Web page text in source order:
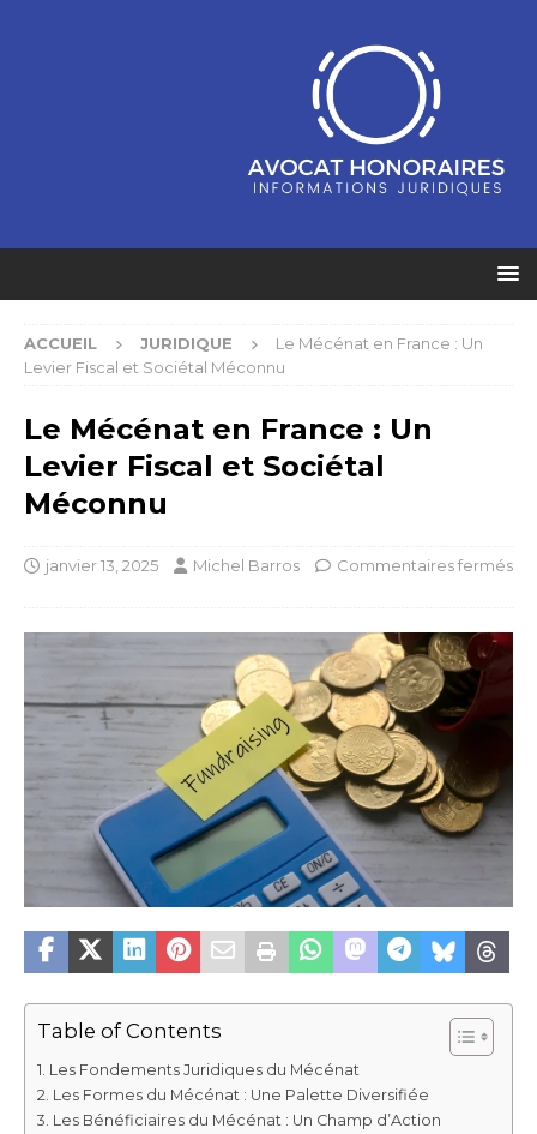
ACCUEIL JURIDIQUE
Le Mécénat en France : Un
Levier Fiscal et Sociétal Méconnu
Le Mécénat en France : Un
Levier Fiscal et Sociétal
Méconnu
janvier 13, 2025 Michel Barros Commentaires fermés
Table of Contents
Les Fondements Juridiques du Mécénat
Les Formes du Mécénat : Une Palette Diversifiée
Les Bénéficiaires du Mécénat : Un Champ d’Action